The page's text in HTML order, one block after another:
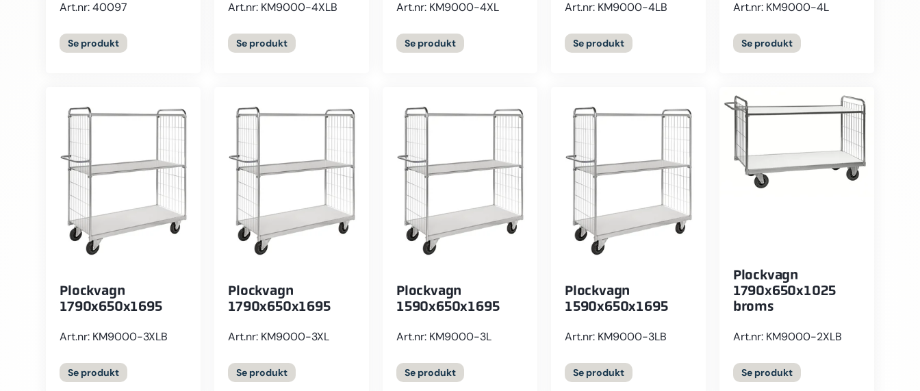
Art.nr: 40097
Se produkt
Art.nr: KM9000-4XLB
Se produkt
Art.nr: KM9000-4XL
Se produkt
Art.nr: KM9000-4LB
Se produkt
Art.nr: KM9000-4L
Se produkt
Plockvagn
1790x650x1695
Art.nr: KM9000-3XLB
Se produkt
Plockvagn
1790x650x1695
Art.nr: KM9000-3XL
Se produkt
Plockvagn
1590x650x1695
Art.nr: KM9000-3L
Se produkt
Plockvagn
1590x650x1695
Art.nr: KM9000-3LB
Se produkt
Plockvagn
1790x650x1025
broms
Art.nr: KM9000-2XLB
Se produkt